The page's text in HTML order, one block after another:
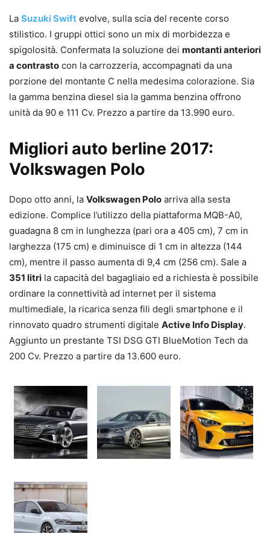
La Suzuki Swift evolve, sulla scia del recente corso
stilistico. I gruppi ottici sono un mix di morbidezza e
spigolosità. Confermata la soluzione dei montanti anteriori
a contrasto con la carrozzeria, accompagnati da una
porzione del montante C nella medesima colorazione. Sia
la gamma benzina diesel sia la gamma benzina offrono
unità da 90 e 111 Cv. Prezzo a partire da 13.990 euro.
Migliori auto berline 2017:
Volkswagen Polo
Dopo otto anni, la Volkswagen Polo arriva alla sesta
edizione. Complice l’utilizzo della piattaforma MQB-A0,
guadagna 8 cm in lunghezza (pari ora a 405 cm), 7 cm in
larghezza (175 cm) e diminuisce di 1 cm in altezza (144
cm), mentre il passo aumenta di 9,4 cm (256 cm). Sale a
351 litri la capacità del bagagliaio ed a richiesta è possibile
ordinare la connettività ad internet per il sistema
multimediale, la ricarica senza fili degli smartphone e il
rinnovato quadro strumenti digitale Active Info Display.
Aggiunto un prestante TSI DSG GTI BlueMotion Tech da
200 Cv. Prezzo a partire da 13.600 euro.